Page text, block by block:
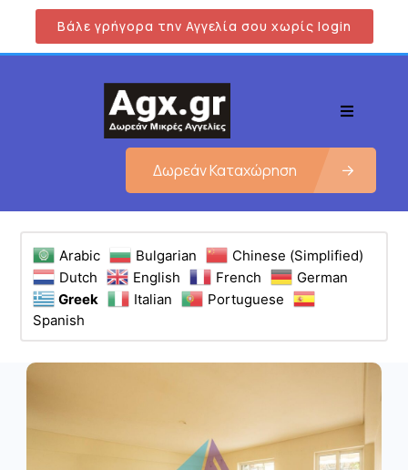
Βάλε γρήγορα την Αγγελία σου χωρίς login
Δωρεάν Καταχώρηση
Arabic Bulgarian
Chinese (Simplified)
Dutch
English French
German
Greek
Italian
Portuguese
Spanish